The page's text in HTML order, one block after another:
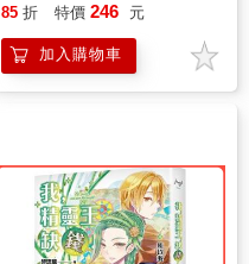
85 折 特價 246 元
加入購物車